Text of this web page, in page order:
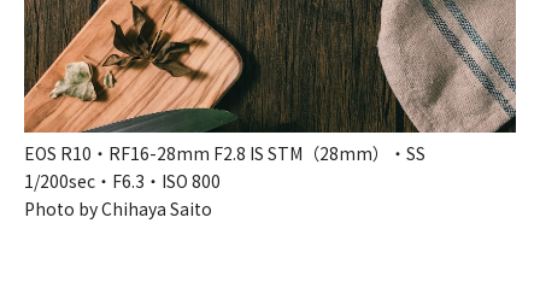
EOS R10・RF16-28mm F2.8 IS STM（28mm）・SS
1/200sec・F6.3・ISO 800
Photo by Chihaya Saito